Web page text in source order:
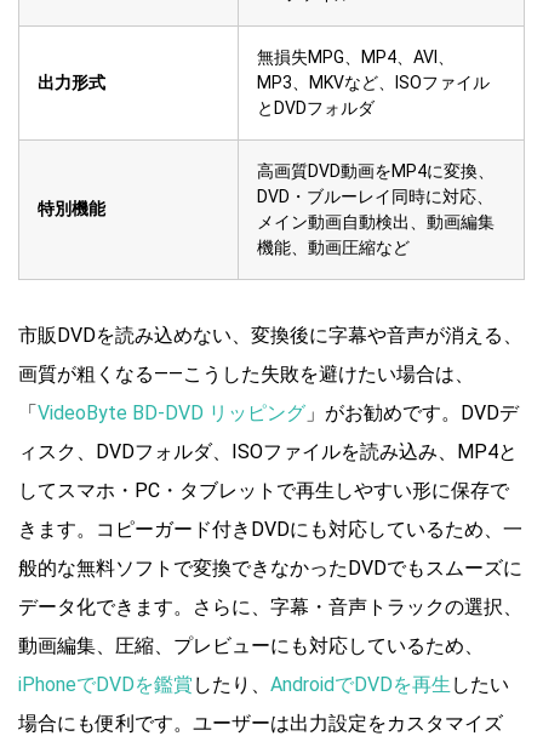
出力形式
無損失MPG、MP4、AVI、
MP3、MKVなど、ISOファイル
とDVDフォルダ
特別機能
高画質DVD動画をMP4に変換、
DVD・ブルーレイ同時に対応、
メイン動画自動検出、動画編集
機能、動画圧縮など
市販DVDを読み込めない、変換後に字幕や音声が消える、
画質が粗くなる――こうした失敗を避けたい場合は、
「VideoByte BD-DVD リッピング 」がお勧めです。DVDデ
ィスク、DVDフォルダ、ISOファイルを読み込み、MP4と
してスマホ・PC・タブレットで再生しやすい形に保存で
きます。コピーガード付きDVDにも対応しているため、一
般的な無料ソフトで変換できなかったDVDでもスムーズに
データ化できます。さらに、字幕・音声トラックの選択、
動画編集、圧縮、プレビューにも対応しているため、
iPhoneでDVDを鑑賞 したり、 AndroidでDVDを再生 したい
場合にも便利です。ユーザーは出力設定をカスタマイズ